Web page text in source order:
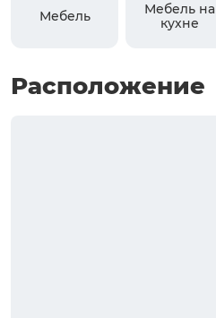
Мебель
Мебель на
кухне
Расположение